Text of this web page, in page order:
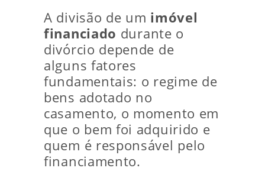
A divisão de um imóvel
financiado durante o
divórcio depende de
alguns fatores
fundamentais: o regime de
bens adotado no
casamento, o momento em
que o bem foi adquirido e
quem é responsável pelo
financiamento.